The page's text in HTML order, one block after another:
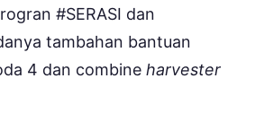
#SERASI dan
tambahan bantuan
4 dan combine harvester